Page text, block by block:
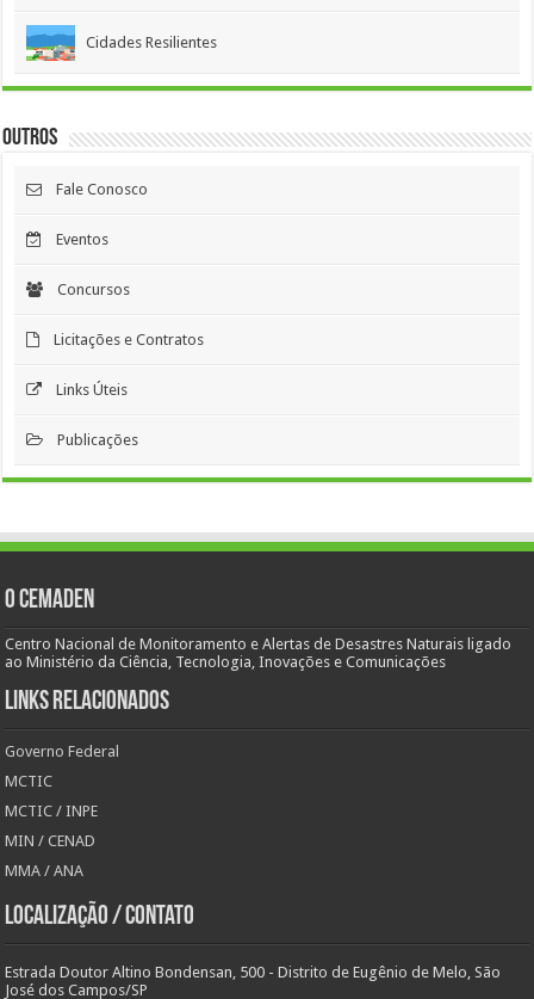
Cidades Resilientes
Outros
Fale Conosco
Eventos
Concursos
Licitações e Contratos
Links Úteis
Publicações
O Cemaden
Centro Nacional de Monitoramento e Alertas de Desastres Naturais ligado
ao Ministério da Ciência, Tecnologia, Inovações e Comunicações
Links Relacionados
Governo Federal
MCTIC
MCTIC / INPE
MIN / CENAD
MMA / ANA
Localização / Contato
Estrada Doutor Altino Bondensan, 500 - Distrito de Eugênio de Melo, São
José dos Campos/SP